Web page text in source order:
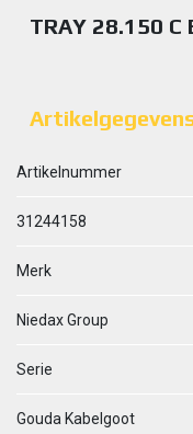
TRAY 28.150 C
Artikelnummer
31244158
Merk
Niedax Group
Serie
Gouda Kabelgoot